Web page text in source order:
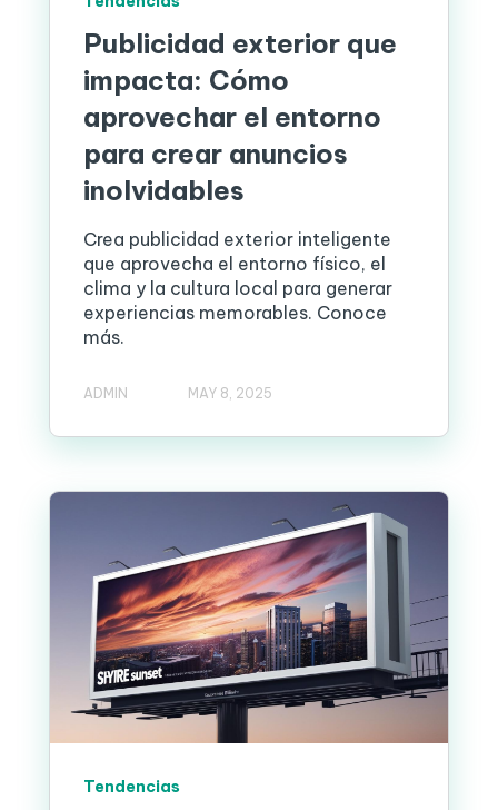
Publicidad exterior que
impacta: Cómo
aprovechar el entorno
para crear anuncios
inolvidables
Crea publicidad exterior inteligente
que aprovecha el entorno físico, el
clima y la cultura local para generar
experiencias memorables. Conoce
más.
ADMIN MAY 8, 2025
Tendencias